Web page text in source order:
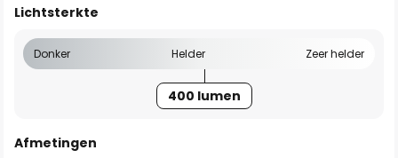
Lichtsterkte
Donker Helder Zeer helder
400 lumen
Afmetingen